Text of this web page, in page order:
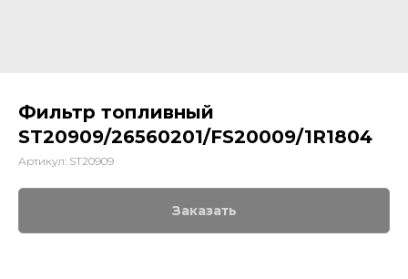
Фильтр топливный
ST20909/26560201/FS20009/1R1804
Артикул: ST20909
Заказать